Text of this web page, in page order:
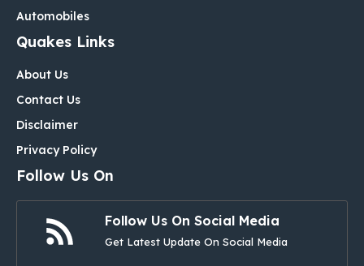
Automobiles
Quakes Links
About Us
Contact Us
Disclaimer
Privacy Policy
Follow Us On
Follow Us On Social Media
Get Latest Update On Social Media